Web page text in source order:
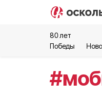
80 лет
Победы
#